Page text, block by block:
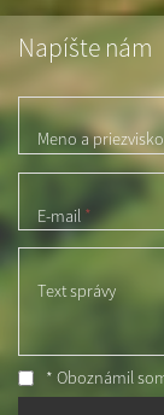
Napíšte nám
Meno a priezvisko
E-mail *
Text správy
* Oboznámil